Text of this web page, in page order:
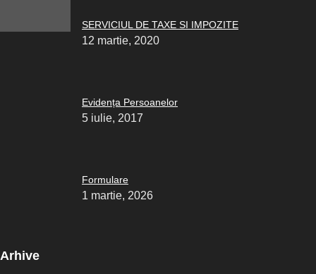
SERVICIUL DE TAXE SI IMPOZITE
12 martie, 2020
Evidența Persoanelor
5 iulie, 2017
Formulare
1 martie, 2026
Arhive